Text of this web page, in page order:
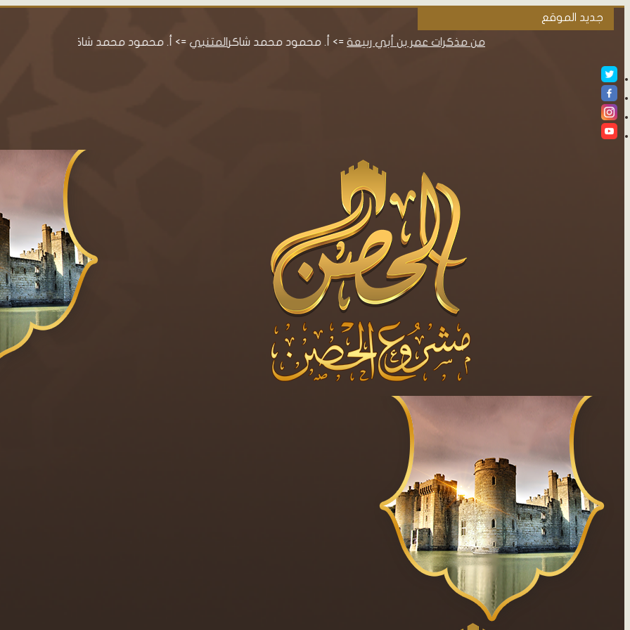
جديد الموقع
معجم محمود محمد المتنبي=> أ. محمود محمد شاكر من مذكرات عمر بن أبي ربيعة=> أ. محمود محمد شاكر